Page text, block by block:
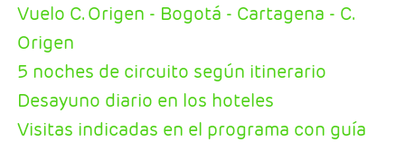
Vuelo C. Origen - Bogotá - Cartagena - C.
Origen
5 noches de circuito según itinerario
Desayuno diario en los hoteles
Visitas indicadas en el programa con guía